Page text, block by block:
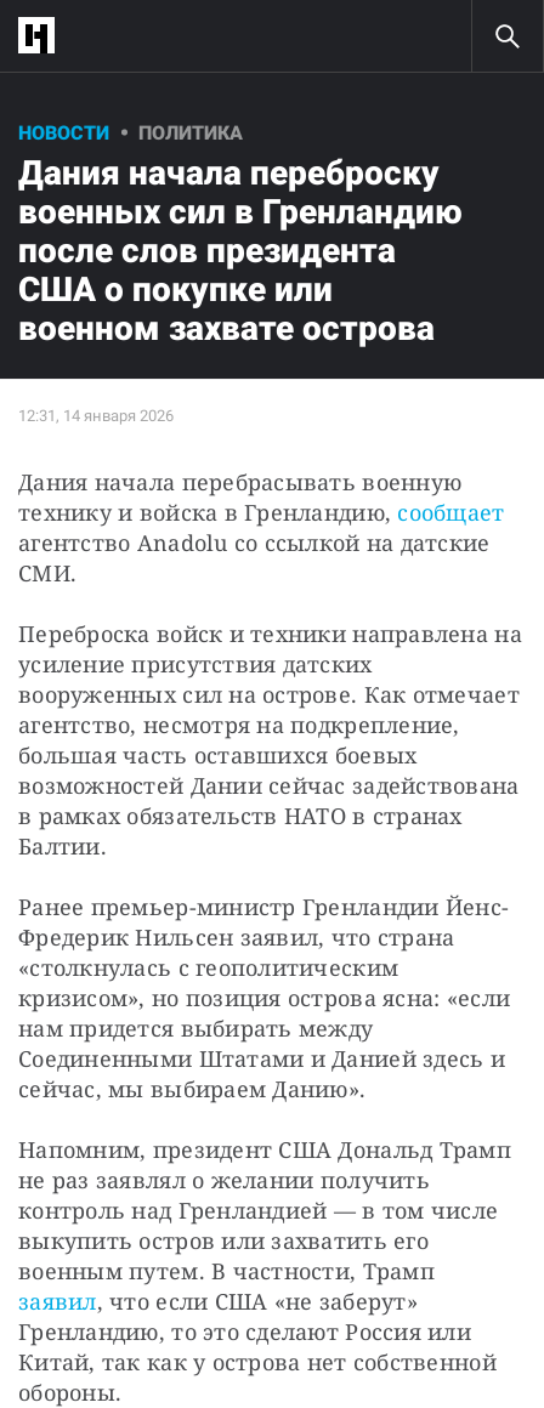
НОВОСТИ ПОЛИТИКА
Дания начала переброску
военных сил в Гренландию
после слов президента
США о покупке или
военном захвате острова
Дания начала перебрасывать военную
технику и войска в Гренландию,
агентство Anadolu cо ссылкой на датские
СМИ.
Переброска войск и техники направлена на
усиление присутствия датских
вооруженных сил на острове. Как отмечает
агентство, несмотря на подкрепление,
большая часть оставшихся боевых
возможностей Дании сейчас задействована
в рамках обязательств НАТО в странах
Балтии.
Ранее премьер-министр Гренландии Йенс-
Фредерик Нильсен заявил, что страна
«столкнулась с геополитическим
кризисом», но позиция острова ясна: «если
нам придется выбирать между
Соединенными Штатами и Данией здесь и
сейчас, мы выбираем Данию».
Напомним, президент США Дональд Трамп
не раз заявлял о желании получить
контроль над Гренландией — в том числе
выкупить остров или захватить его
военным путем. В частности, Трамп
заявил, что если США «не заберут»
Гренландию, то это сделают Россия или
Китай, так как у острова нет собственной
обороны.